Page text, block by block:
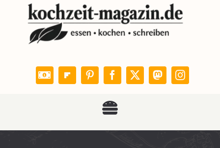
springen
Toggle